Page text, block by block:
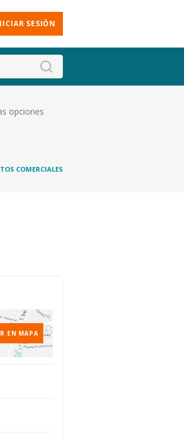
SESIÓN
opciones
COMERCIALES
EN MAPA